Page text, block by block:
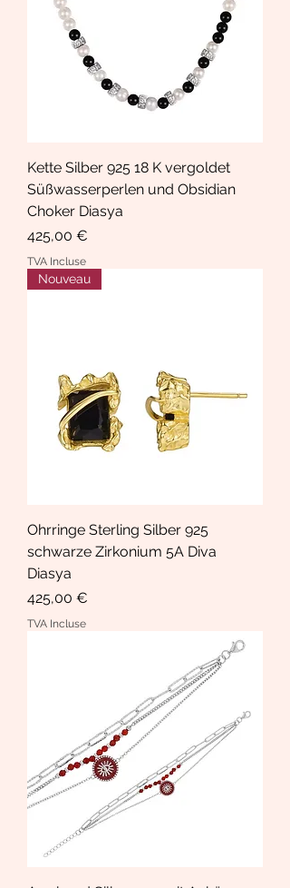
Kette Silber 925 18 K vergoldet
Süßwasserperlen und Obsidian
Choker Diasya
Prix
425,00 €
TVA Incluse
Nouveau
Ohrringe Sterling Silber 925
schwarze Zirkonium 5A Diva
Diasya
Prix
425,00 €
TVA Incluse